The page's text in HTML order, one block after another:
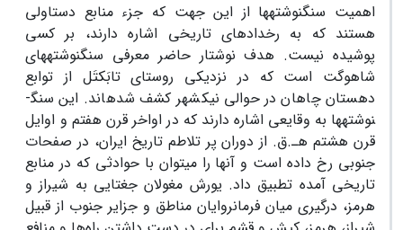
اهمیت سنگ­نوشته­ها از این جهت که جزء منابع دست­اولی
هستند که به رخدادهای تاریخی اشاره دارند، بر کسی
پوشیده نیست. هدف نوشتار حاضر معرفی سنگ­نوشته­های
شاهوگت است که در نزدیکی روستای تابَک­تَل از توابع
دهستان چاهان در حوالی نیک­شهر کشف شده­اند. این سنگ­
نوشته­ها به وقایعی اشاره دارند که در اواخر قرن هفتم و اوایل
قرن هشتم هـ.ق. از دوران پر تلاطم تاریخ ایران، در صفحات
جنوبی رخ داده است و آنها را می­توان با حوادثی که در منابع
تاریخی آمده تطبیق داد. یورش مغولان جغتایی به شیراز و
هرمز، درگیری میان فرمانروایان مناطق و جزایر جنوب از قبیل